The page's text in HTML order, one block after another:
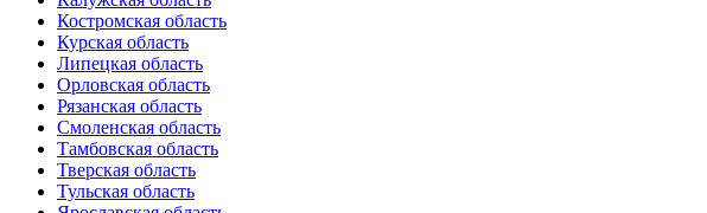
Костромская область
Курская область
Липецкая область
Орловская область
Рязанская область
Смоленская область
Тамбовская область
Тверская область
Тульская область